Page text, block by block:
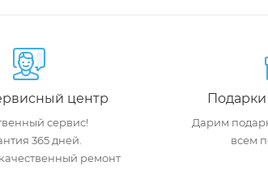
центр
сервис!
365 дней.
ремонт
Дарим
всем